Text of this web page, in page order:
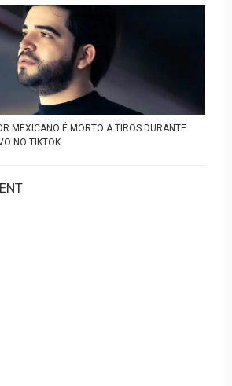
MEXICANO É MORTO A TIROS DURANTE
NO TIKTOK